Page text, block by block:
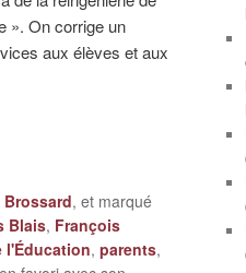
». On corrige un
aux élèves et aux
Brossard, et marqué
Blais, François
l'Éducation, parents,